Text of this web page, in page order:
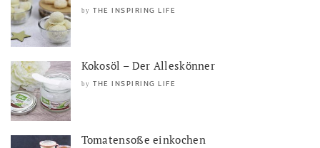
by THE INSPIRING LIFE
Kokosöl – Der Alleskönner
by THE INSPIRING LIFE
Tomatensoße einkochen